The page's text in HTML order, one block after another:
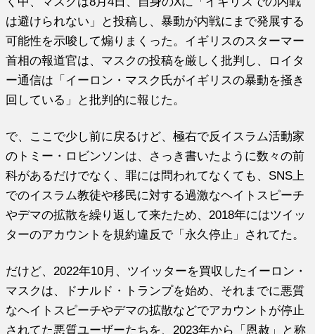
は避けられない」と投稿し、暴動が内戦にまで発展する
可能性を示唆して煽りまくった。イギリスのスターマー
首相の報道官は、マスクの投稿を厳しく批判し、ロイタ
ー通信は「イーロン・マスク氏がイギリスの暴動を掻き
回している」と批判的に報じた。
で、ここで少し前に戻るけど、極右で反イスラム活動家
のトミー・ロビンソンは、さっき書いたように数々の前
科があるだけでなく、罪には問われてなくても、SNS上
でのイスラム教徒や移民に対する過激なヘイトスピーチ
やデマの拡散を繰り返して来たため、2018年にはツイッ
ターのアカウントを規約違反で「永久停止」されてた。
だけど、2022年10月、ツイッターを買収したイーロン・
マスクは、ドナルド・トランプを始め、それまでに悪質
なヘイトスピーチやデマの拡散などでアカウントが停止
されてた悪質ユーザーたちを、2023年から「恩赦」と称